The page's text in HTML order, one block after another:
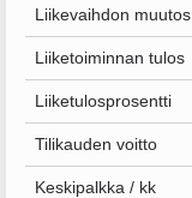
Liikevaihdon muutos
Liiketoiminnan tulos
Liiketulosprosentti
Tilikauden voitto
Keskipalkka / kk